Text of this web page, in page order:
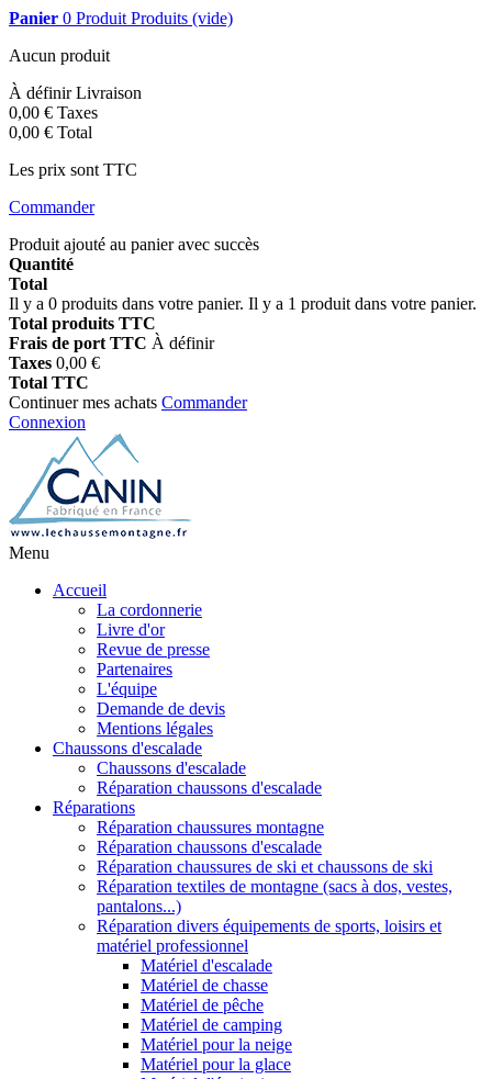
Panier 0 Produit Produits (vide)
Aucun produit
À définirLivraison
0,00 € Taxes
0,00 € Total
Les prix sont TTC
Commander
Produit ajouté au panier avec succès
Quantité
Total
Il y a 0 produits dans votre panier. Il y a 1 produit dans votre panier.
Total produits TTC
Frais de port TTC À définir
Taxes 0,00 €
Total TTC
Continuer mes achats Commander
Connexion
Menu
Accueil
La cordonnerie
Livre d'or
Revue de presse
Partenaires
L'équipe
Demande de devis
Mentions légales
Chaussons d'escalade
Chaussons d'escalade
Réparation chaussons d'escalade
Réparations
Réparation chaussures montagne
Réparation chaussons d'escalade
Réparation chaussures de ski et chaussons de ski
Réparation textiles de montagne (sacs à dos, vestes,
pantalons...)
Réparation divers équipements de sports, loisirs et
matériel professionnel
Matériel d'escalade
Matériel de chasse
Matériel de pêche
Matériel de camping
Matériel pour la neige
Matériel pour la glace